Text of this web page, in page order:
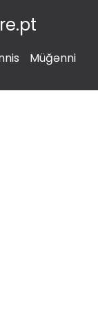
Müğənni